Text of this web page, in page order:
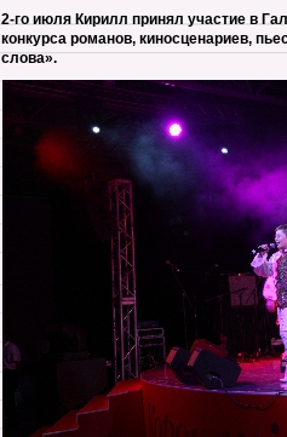
2-го июля Кирилл принял участие в
конкурса романов, киносценариев,
слова».